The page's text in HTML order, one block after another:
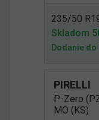
235/50
Skladom
Dodanie
PIRELLI
P-Zero
MO (KS)